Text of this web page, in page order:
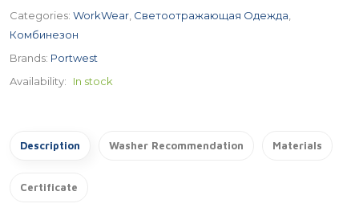
Categories: WorkWear Светоотражающая Одежда
Комбинезон
Brands: Portwest
Availability:
In stock
Description Washer Recommendation Materials
Certificate